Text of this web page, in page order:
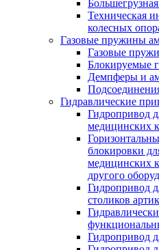
Техническая
колесных
Газовые пружины
Газовые
Блокируемые
Демпферы и
Гидравлические
Гидропривод
медицинских
блокировки
медицинских
другого
Гидропривод
столиков
Гидропривод